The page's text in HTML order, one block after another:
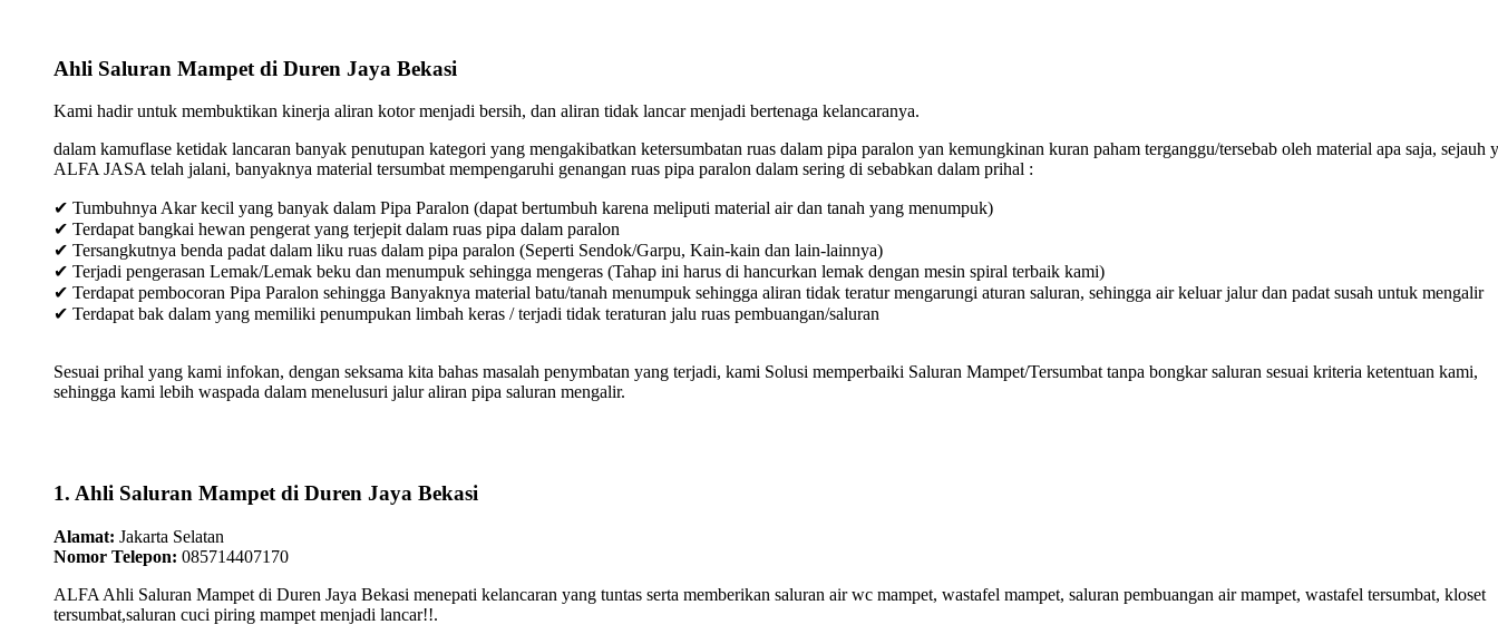
Ahli Saluran Mampet di Duren Jaya Bekasi
Kami hadir untuk membuktikan kinerja aliran kotor menjadi bersih, dan aliran tidak lancar menjadi bertenaga kelancaranya.
dalam kamuflase ketidak lancaran banyak penutupan kategori yang mengakibatkan ketersumbatan ruas dalam pipa paralon yan kemungkinan kuran paham terganggu/tersebab oleh material apa saja, sejauh
ALFA JASA telah jalani, banyaknya material tersumbat mempengaruhi genangan ruas pipa paralon dalam sering di sebabkan dalam prihal :
✔ Tumbuhnya Akar kecil yang banyak dalam Pipa Paralon (dapat bertumbuh karena meliputi material air dan tanah yang menumpuk)
✔ Terdapat bangkai hewan pengerat yang terjepit dalam ruas pipa dalam paralon
✔ Tersangkutnya benda padat dalam liku ruas dalam pipa paralon (Seperti Sendok/Garpu, Kain-kain dan lain-lainnya)
✔ Terjadi pengerasan Lemak/Lemak beku dan menumpuk sehingga mengeras (Tahap ini harus di hancurkan lemak dengan mesin spiral terbaik kami)
✔ Terdapat pembocoran Pipa Paralon sehingga Banyaknya material batu/tanah menumpuk sehingga aliran tidak teratur mengarungi aturan saluran, sehingga air keluar jalur dan padat susah untuk mengalir
✔ Terdapat bak dalam yang memiliki penumpukan limbah keras / terjadi tidak teraturan jalu ruas pembuangan/saluran
Sesuai prihal yang kami infokan, dengan seksama kita bahas masalah penymbatan yang terjadi, kami Solusi memperbaiki Saluran Mampet/Tersumbat tanpa bongkar saluran sesuai kriteria ketentuan kami,
sehingga kami lebih waspada dalam menelusuri jalur aliran pipa saluran mengalir.
1. Ahli Saluran Mampet di Duren Jaya Bekasi
Alamat: Jakarta Selatan
Nomor Telepon: 085714407170
ALFA Ahli Saluran Mampet di Duren Jaya Bekasi menepati kelancaran yang tuntas serta memberikan saluran air wc mampet, wastafel mampet, saluran pembuangan air mampet, wastafel tersumbat, kloset
tersumbat,saluran cuci piring mampet menjadi lancar!!.